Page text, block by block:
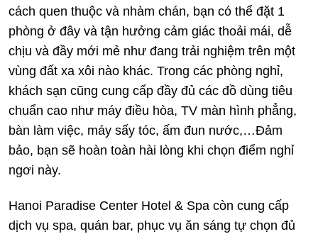
cách quen thuộc và nhàm chán, bạn có thể đặt 1
phòng ở đây và tận hưởng cảm giác thoải mái, dễ
chịu và đầy mới mẻ như đang trải nghiệm trên một
vùng đất xa xôi nào khác. Trong các phòng nghỉ,
khách sạn cũng cung cấp đầy đủ các đồ dùng tiêu
chuẩn cao như máy điều hòa, TV màn hình phẳng,
bàn làm việc, máy sấy tóc, ấm đun nước,…Đảm
bảo, bạn sẽ hoàn toàn hài lòng khi chọn điểm nghỉ
ngơi này.
Hanoi Paradise Center Hotel & Spa còn cung cấp
dịch vụ spa, quán bar, phục vụ ăn sáng tự chọn đủ